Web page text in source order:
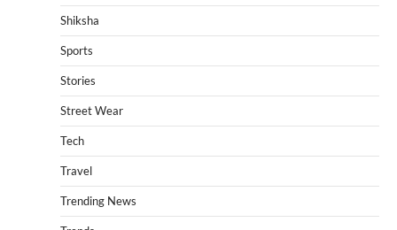
Shiksha
Sports
Stories
Street Wear
Tech
Travel
Trending News